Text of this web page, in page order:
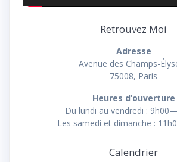
Retrouvez Moi
Adresse
Avenue des Champs-
75008, Paris
Heures d’ouverture
Du lundi au vendredi :
Les samedi et dimanche :
Calendrier